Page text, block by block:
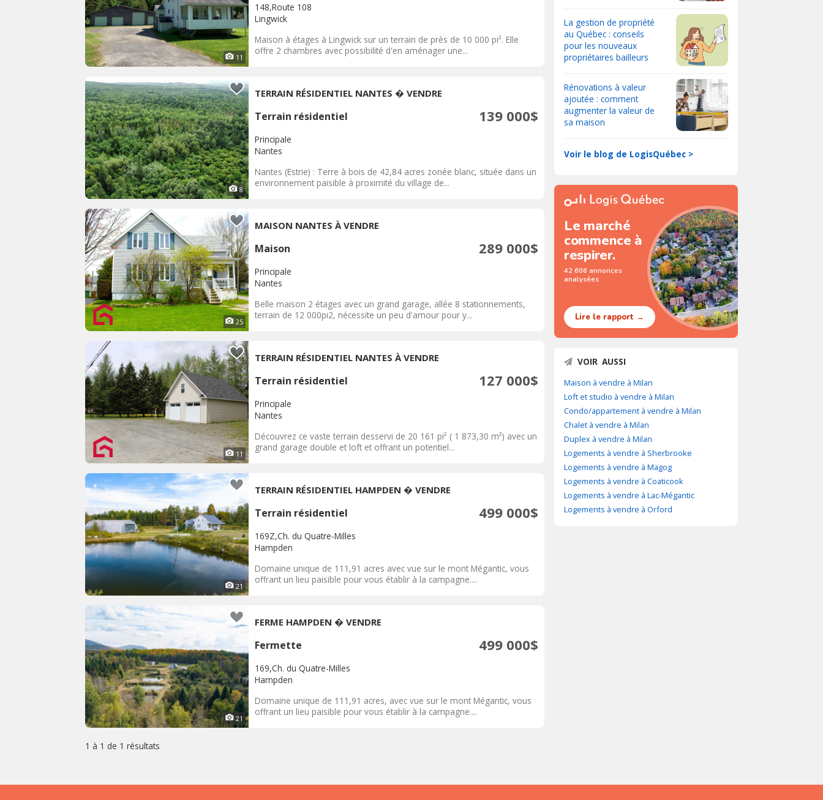
11
148,Route 108
Lingwick
Maison à étages à Lingwick sur un terrain de près de 10 000 pi². Elle
offre 2 chambres avec possibilité d'en aménager une...
8
TERRAIN RÉSIDENTIEL NANTES � VENDRE
Terrain résidentiel 139 000$
Principale
Nantes
Nantes (Estrie) : Terre à bois de 42,84 acres zonée blanc, située dans un
environnement paisible à proximité du village de...
25
MAISON NANTES À VENDRE
Maison 289 000$
Principale
Nantes
Belle maison 2 étages avec un grand garage, allée 8 stationnements,
terrain de 12 000pi2, nécessite un peu d'amour pour y...
11
TERRAIN RÉSIDENTIEL NANTES À VENDRE
Terrain résidentiel 127 000$
Principale
Nantes
Découvrez ce vaste terrain desservi de 20 161 pi² ( 1 873,30 m²) avec un
grand garage double et loft et offrant un potentiel...
21
TERRAIN RÉSIDENTIEL HAMPDEN � VENDRE
Terrain résidentiel 499 000$
169Z,Ch. du Quatre-Milles
Hampden
Domaine unique de 111,91 acres avec vue sur le mont Mégantic, vous
offrant un lieu paisible pour vous établir à la campagne....
21
FERME HAMPDEN � VENDRE
Fermette 499 000$
169,Ch. du Quatre-Milles
Hampden
Domaine unique de 111,91 acres, avec vue sur le mont Mégantic, vous
offrant un lieu paisible pour vous établir à la campagne....
1 à 1 de 1 résultats
La gestion de propriété
au Québec : conseils
pour les nouveaux
propriétaires bailleurs
Rénovations à valeur
ajoutée : comment
augmenter la valeur de
sa maison
Voir le blog de LogisQuébec >
Le marché
commence à
respirer.
42 606 annonces
analysées
Lire le rapport →
VOIR AUSSI
Maison à vendre à Milan
Loft et studio à vendre à Milan
Condo/appartement à vendre à Milan
Chalet à vendre à Milan
Duplex à vendre à Milan
Logements à vendre à Sherbrooke
Logements à vendre à Magog
Logements à vendre à Coaticook
Logements à vendre à Lac-Mégantic
Logements à vendre à Orford